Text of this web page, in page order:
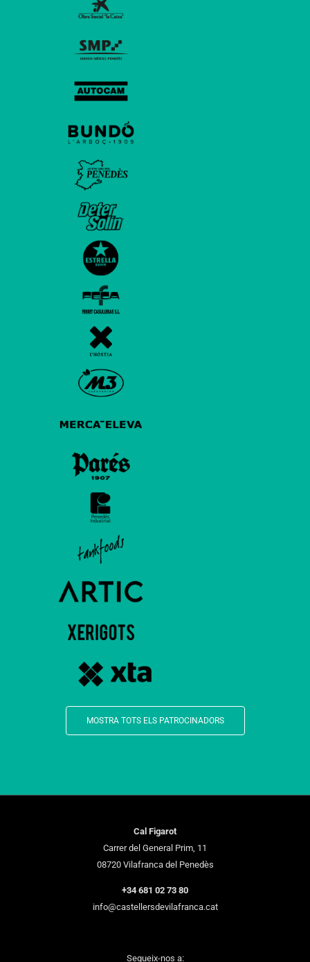
MOSTRA TOTS ELS PATROCINADORS
Cal Figarot
Carrer del General Prim, 11
08720 Vilafranca del Penedès
+34 681 02 73 80
info@castellersdevilafranca.cat
Segueix-nos a: